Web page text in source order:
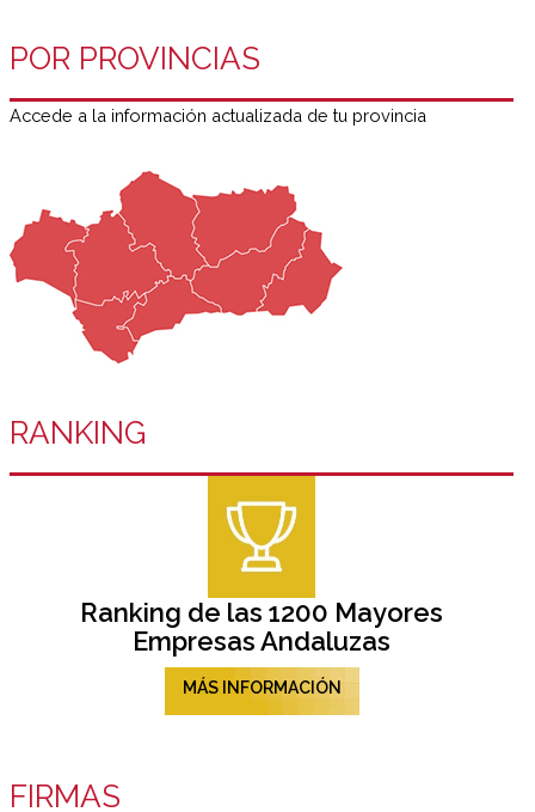
POR PROVINCIAS
Accede a la información actualizada de tu provincia
RANKING
Ranking de las 1200 Mayores
Empresas Andaluzas
MÁS INFORMACIÓN
FIRMAS